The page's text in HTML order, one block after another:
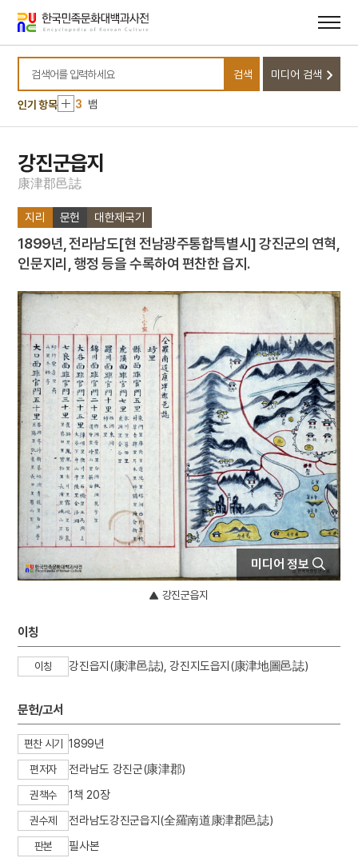
바로가기
바로가기
검색어를 입력하세요
검색 미디어 검색
인기 항목
10 무명
1 금성대군
2 조총
3 뱀
4 낙화유수
5
조바위
6
훈련도감
8
달서구
9 데릴사위
10 무명
1 금성대군
3 뱀
4
낙화유수
5 조바위
6
훈련도감
7
개성 경천사지 십층석탑
8 달서구
9 데릴사위
10
무명
강진군읍지
康津郡邑誌
지리 문헌 대한제국기
1899년‚ 전라남도[현 전남광주통합특별시] 강진군의 연혁,
인문지리, 행정 등을 수록하여 편찬한 읍지.
미디어 정보
강진군읍지
이칭
이칭 강진읍지(康津邑誌), 강진지도읍지(康津地圖邑誌)
문헌/고서
편찬 시기 1899년
편저자 전라남도 강진군(康津郡)
권책수 1책 20장
권수제 전라남도강진군읍지(全羅南道康津郡邑誌)
판본 필사본